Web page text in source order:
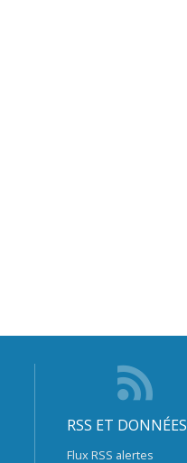
RSS ET DONNÉES
Flux RSS alertes